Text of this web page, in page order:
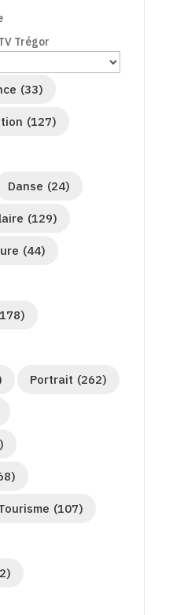
Trégor
(33)
(127)
Danse (24)
(129)
(44)
Portrait (262)
(107)